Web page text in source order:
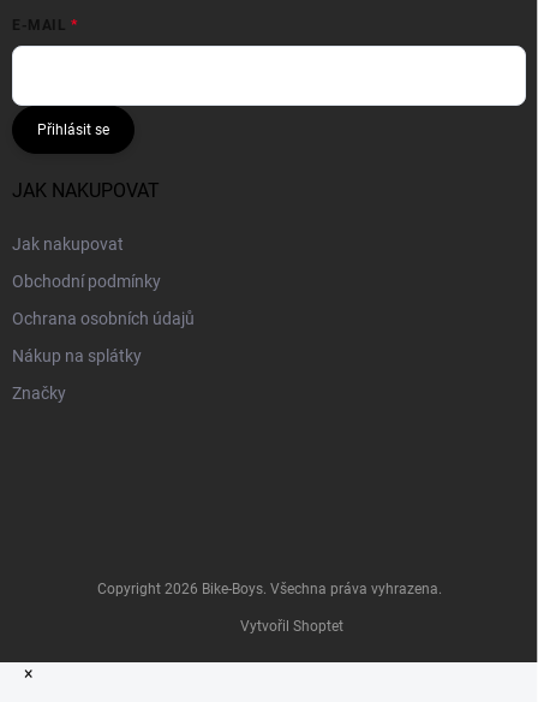
E-MAIL
Přihlásit se
JAK NAKUPOVAT
Jak nakupovat
Obchodní podmínky
Ochrana osobních údajů
Nákup na splátky
Značky
Vytvořil Shoptet
Copyright 2026 Bike-Boys. Všechna práva vyhrazena.
×